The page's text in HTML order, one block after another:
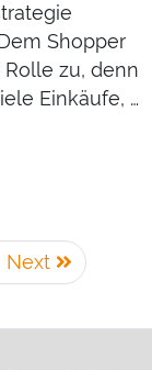
Shopper
zu, denn
Einkäufe, …
Next